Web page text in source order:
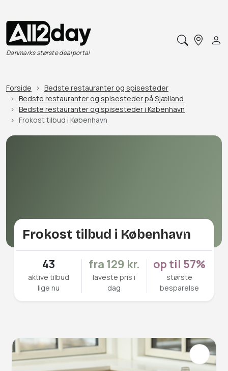
Danmarks største dealportal
Forside
Bedste restauranter og spisesteder
Bedste restauranter og spisesteder på Sjælland
Bedste restauranter og spisesteder i København
Frokost tilbud i København
Frokost tilbud i København
43
aktive tilbud
lige nu
fra 129 kr.
laveste pris i
dag
op til 57%
største
besparelse